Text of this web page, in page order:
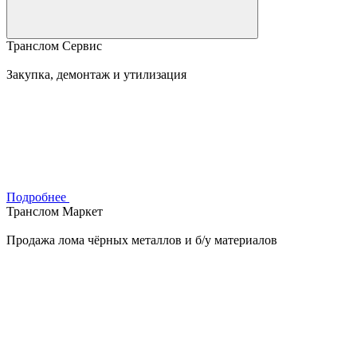
Транслом Сервис
Закупка, демонтаж и утилизация
Подробнее
Транслом Маркет
Продажа лома чёрных металлов и б/у материалов